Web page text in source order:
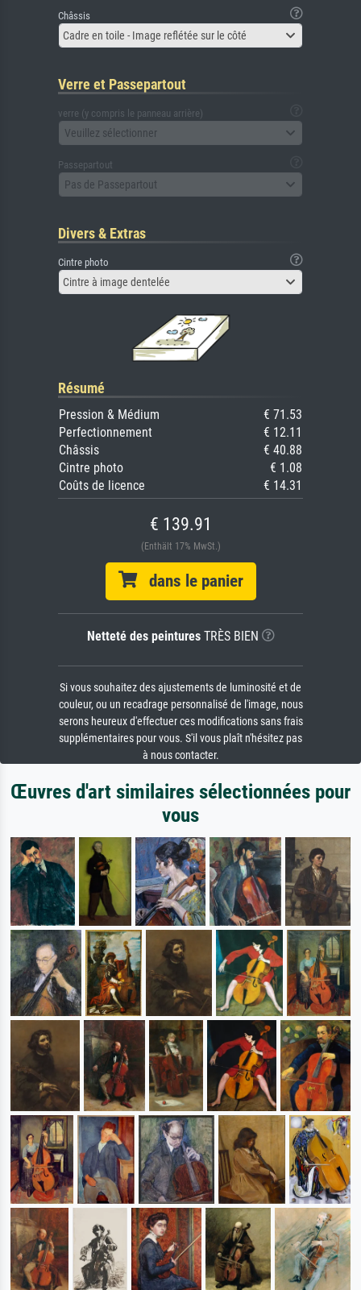
Châssis
Cadre en toile - Image reflétée sur le côté
Verre et Passepartout
verre (y compris le panneau arrière)
Veuillez sélectionner
Passepartout
Pas de Passepartout
Divers & Extras
Cintre photo
Cintre à image dentelée
Résumé
Pression & Médium
€ 71.53
Perfectionnement
€ 12.11
Châssis
€ 40.88
Cintre photo
€ 1.08
Coûts de licence
€ 14.31
€ 139.91
(Enthält 17% MwSt.)
dans le panier
Netteté des peinturesTRÈS BIEN
Si vous souhaitez des ajustements de luminosité et de
couleur, ou un recadrage personnalisé de l'image, nous
serons heureux d'effectuer ces modifications sans frais
supplémentaires pour vous. S'il vous plaît n'hésitez pas
à nous contacter.
Œuvres d'art similaires sélectionnées pour
vous